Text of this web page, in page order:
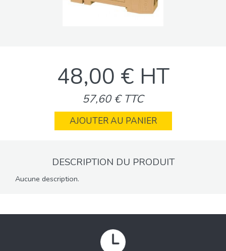
48,00 € HT
57,60 € TTC
AJOUTER AU PANIER
DESCRIPTION DU PRODUIT
Aucune description.